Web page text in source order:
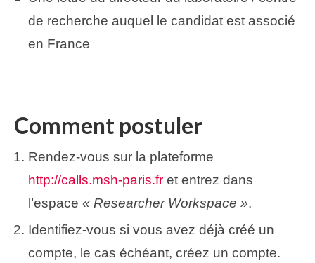
de recherche auquel le candidat est associé
en France
Comment postuler
Rendez-vous sur la plateforme
http://calls.msh-paris.fr et entrez dans
l’espace « Researcher Workspace ».
Identifiez-vous si vous avez déjà créé un
compte, le cas échéant, créez un compte.